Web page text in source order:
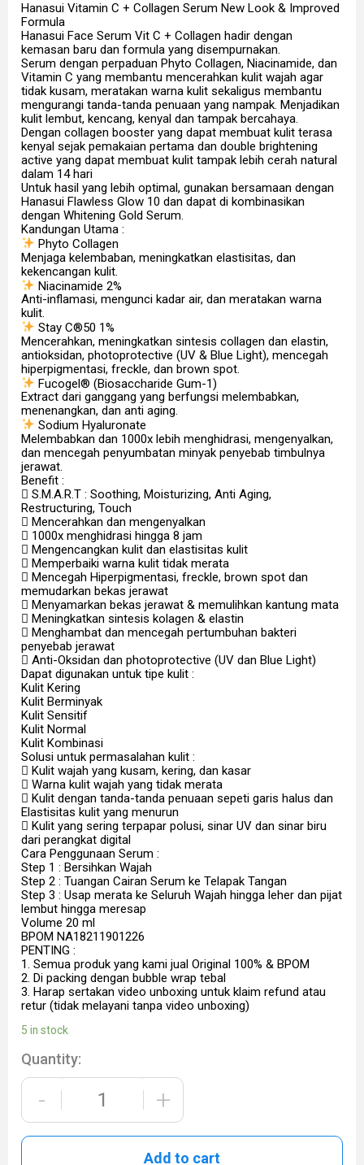
Hanasui Vitamin C + Collagen Serum New Look & Improved
Formula
Hanasui Face Serum Vit C + Collagen hadir dengan
kemasan baru dan formula yang disempurnakan.
Serum dengan perpaduan Phyto Collagen, Niacinamide, dan
Vitamin C yang membantu mencerahkan kulit wajah agar
tidak kusam, meratakan warna kulit sekaligus membantu
mengurangi tanda-tanda penuaan yang nampak. Menjadikan
kulit lembut, kencang, kenyal dan tampak bercahaya.
Dengan collagen booster yang dapat membuat kulit terasa
kenyal sejak pemakaian pertama dan double brightening
active yang dapat membuat kulit tampak lebih cerah natural
dalam 14 hari
Untuk hasil yang lebih optimal, gunakan bersamaan dengan
Hanasui Flawless Glow 10 dan dapat di kombinasikan
dengan Whitening Gold Serum.
Kandungan Utama :
Phyto Collagen
Menjaga kelembaban, meningkatkan elastisitas, dan
kekencangan kulit.
Niacinamide 2%
Anti-inflamasi, mengunci kadar air, dan meratakan warna
kulit.
Stay C®50 1%
Mencerahkan, meningkatkan sintesis collagen dan elastin,
antioksidan, photoprotective (UV & Blue Light), mencegah
hiperpigmentasi, freckle, dan brown spot.
Fucogel® (Biosaccharide Gum-1)
Extract dari ganggang yang berfungsi melembabkan,
menenangkan, dan anti aging.
Sodium Hyaluronate
Melembabkan dan 1000x lebih menghidrasi, mengenyalkan,
dan mencegah penyumbatan minyak penyebab timbulnya
jerawat.
Benefit :
 S.M.A.R.T : Soothing, Moisturizing, Anti Aging,
Restructuring, Touch
 Mencerahkan dan mengenyalkan
 1000x menghidrasi hingga 8 jam
 Mengencangkan kulit dan elastisitas kulit
 Memperbaiki warna kulit tidak merata
 Mencegah Hiperpigmentasi, freckle, brown spot dan
memudarkan bekas jerawat
 Menyamarkan bekas jerawat & memulihkan kantung mata
 Meningkatkan sintesis kolagen & elastin
 Menghambat dan mencegah pertumbuhan bakteri
penyebab jerawat
 Anti-Oksidan dan photoprotective (UV dan Blue Light)
Dapat digunakan untuk tipe kulit :
Kulit Kering
Kulit Berminyak
Kulit Sensitif
Kulit Normal
Kulit Kombinasi
Solusi untuk permasalahan kulit :
 Kulit wajah yang kusam, kering, dan kasar
 Warna kulit wajah yang tidak merata
 Kulit dengan tanda-tanda penuaan sepeti garis halus dan
Elastisitas kulit yang menurun
 Kulit yang sering terpapar polusi, sinar UV dan sinar biru
dari perangkat digital
Cara Penggunaan Serum :
Step 1 : Bersihkan Wajah
Step 2 : Tuangan Cairan Serum ke Telapak Tangan
Step 3 : Usap merata ke Seluruh Wajah hingga leher dan pijat
lembut hingga meresap
Volume 20 ml
BPOM NA18211901226
PENTING :
1. Semua produk yang kami jual Original 100% & BPOM
2. Di packing dengan bubble wrap tebal
3. Harap sertakan video unboxing untuk klaim refund atau
retur (tidak melayani tanpa video unboxing)
5 in stock
Quantity:
- +
Add to cart